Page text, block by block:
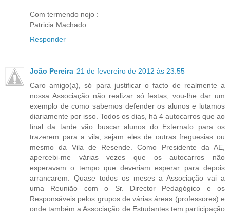
Com termendo nojo :
Patricia Machado
Responder
João Pereira 21 de fevereiro de 2012 às 23:55
Caro amigo(a), só para justificar o facto de realmente a
nossa Associação não realizar só festas, vou-lhe dar um
exemplo de como sabemos defender os alunos e lutamos
diariamente por isso. Todos os dias, há 4 autocarros que ao
final da tarde vão buscar alunos do Externato para os
trazerem para a vila, sejam eles de outras freguesias ou
mesmo da Vila de Resende. Como Presidente da AE,
apercebi-me várias vezes que os autocarros não
esperavam o tempo que deveriam esperar para depois
arrancarem. Quase todos os meses a Associação vai a
uma Reunião com o Sr. Director Pedagógico e os
Responsáveis pelos grupos de várias áreas (professores) e
onde também a Associação de Estudantes tem participação